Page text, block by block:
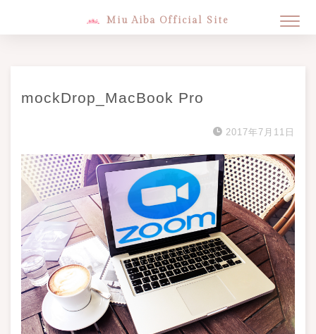
Miu Aiba Official Site
mockDrop_MacBook Pro
2017年7月11日